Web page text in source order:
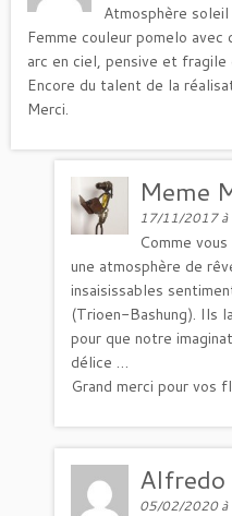
Atmosphère
Femme couleur pomelo
arc en ciel, pensive et fragile
Encore du talent de la
Merci.
Meme
17/11/2017 à
Comme
une atmosphère de
insaisissables
(Trioen-Bashung). Ils
pour que notre
délice …
Grand merci pour vos
Alfredo
05/02/2020 à